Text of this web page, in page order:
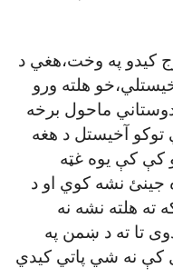
کيدو په وخت،هغي د
هلته ورو
ماحول برخه
آخيستل د هغه
کې کې يوه غټه
جينئ نشه کوي او د
ته هلته نشه نه
تا ته د ښمن په
کې نه شي پاتي کيدي